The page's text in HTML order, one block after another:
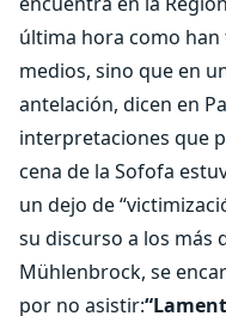
última hora como
medios, sino que en
antelación, dicen en
interpretaciones que
cena de la Sofofa
un dejo de
su discurso a los más
Mühlenbrock, se
por no asistir: